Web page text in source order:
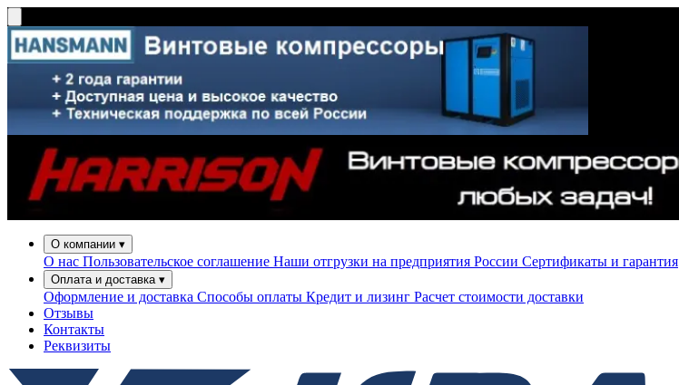
О компании ▾
О нас Пользовательское соглашение Наши отгрузки на предприятия России Сертификаты и гарантия
Оплата и доставка ▾
Оформление и доставка Способы оплаты Кредит и лизинг Расчет стоимости доставки
Отзывы
Контакты
Реквизиты